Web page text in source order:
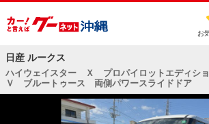
お
日産 ルークス
ハイウェイスター Ｘ プロパイロットエディシ
Ｖ ブルートゥース 両側パワースライドドア